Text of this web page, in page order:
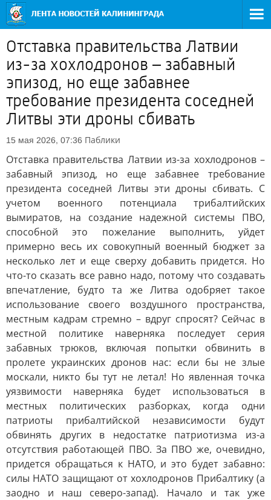
Отставка правительства Латвии
из-за хохлодронов – забавный
эпизод, но еще забавнее
требование президента соседней
Литвы эти дроны сбивать
15 мая 2026, 07:36 Паблики
Отставка правительства Латвии из-за хохлодронов –
забавный эпизод, но еще забавнее требование
президента соседней Литвы эти дроны сбивать. С
учетом военного потенциала трибалтийских
вымиратов, на создание надежной системы ПВО,
способной это пожелание выполнить, уйдет
примерно весь их совокупный военный бюджет за
несколько лет и еще сверху добавить придется. Но
что-то сказать все равно надо, потому что создавать
впечатление, будто та же Литва одобряет такое
использование своего воздушного пространства,
местным кадрам стремно – вдруг спросят? Сейчас в
местной политике наверняка последует серия
забавных трюков, включая попытки обвинить в
пролете украинских дронов нас: если бы не злые
москали, никто бы тут не летал! Но явленная точка
уязвимости наверняка будет использоваться в
местных политических разборках, когда одни
патриоты прибалтийской независимости будут
обвинять других в недостатке патриотизма из-а
отсутствия работающей ПВО. За ПВО же, очевидно,
придется обращаться к НАТО, и это будет забавно:
силы НАТО защищают от хохлодронов Прибалтику (а
заодно и наш северо-запад). Начало и так уже